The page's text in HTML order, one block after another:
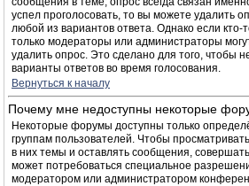
успел проголосовать, то вы можете удалить
любой из вариантов ответа. Однако если кто-
только модераторы или администраторы
удалить опрос. Это сделано для того, чтобы
варианты ответов во время голосования.
Вернуться к началу
Почему мне недоступны некоторые
Некоторые форумы доступны только
группам пользователей. Чтобы
в них темы и оставлять сообщения,
может потребоваться специальное
модератором или администратором